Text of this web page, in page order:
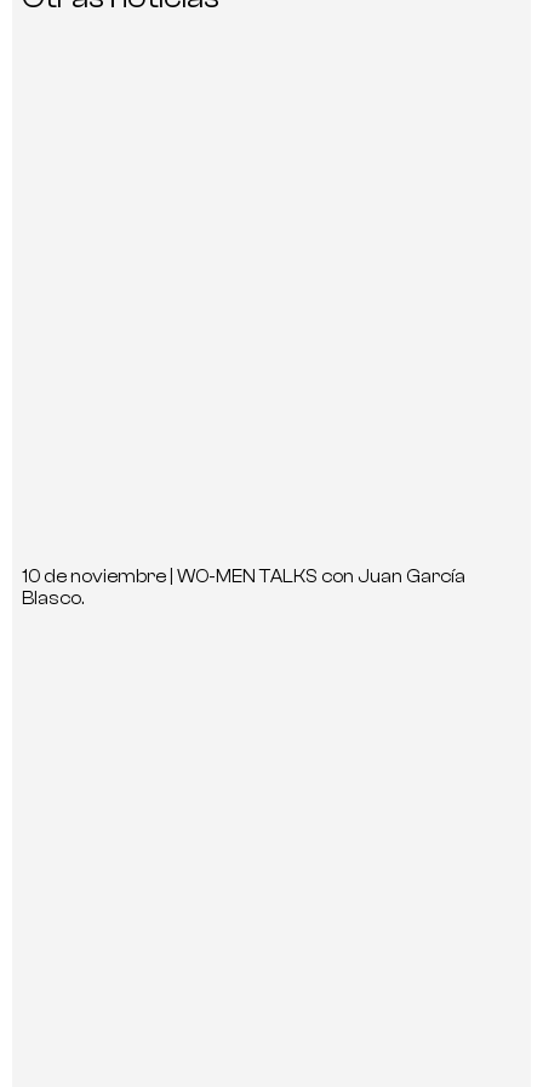
10 de noviembre | WO-MEN TALKS con Juan García
Blasco.